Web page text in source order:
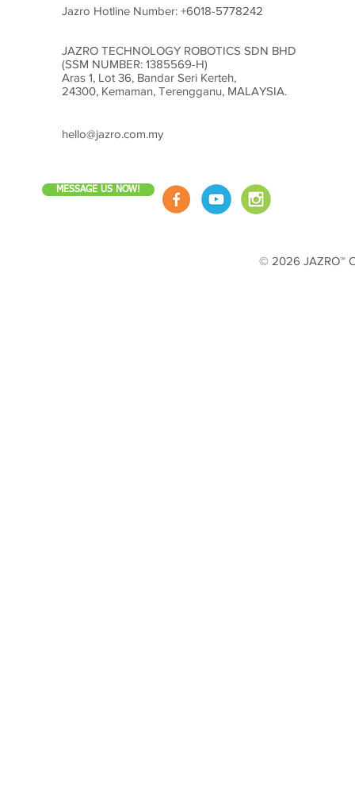
Jazro Hotline Number: +6018-5778242
JAZRO TECHNOLOGY ROBOTICS SDN BHD
(SSM NUMBER: 1385569-H)
Aras 1, Lot 36, Bandar Seri Kerteh,
24300, Kemaman, Terengganu, MALAYSIA.
hello@jazro.com.my
MESSAGE US NOW!
© 2026 JAZRO™